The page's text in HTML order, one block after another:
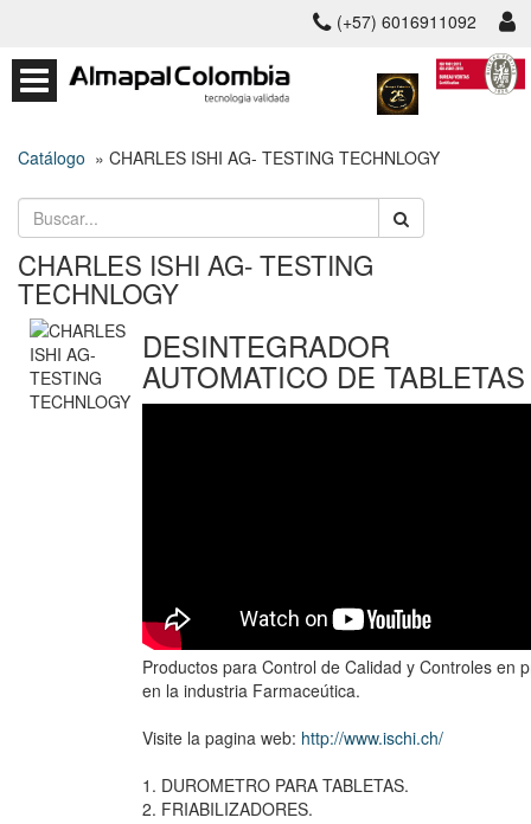
(+57) 6016911092
Catálogo » CHARLES ISHI AG- TESTING TECHNLOGY
CHARLES ISHI AG- TESTING
TECHNLOGY
DESINTEGRADOR
AUTOMATICO DE TABLETAS
Productos para Control de Calidad y Controles en
en la industria Farmaceútica.
Visite la pagina web: http://www.ischi.ch/
1. DUROMETRO PARA TABLETAS.
2. FRIABILIZADORES.